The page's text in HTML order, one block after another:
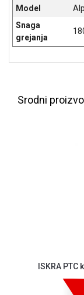
ALAT I
BAŠTA
OUTLET
Model
Snaga
grejanja
Srodni
ISKRA